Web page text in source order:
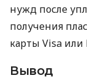
нужд после
получения
карты Visa или
Вывод